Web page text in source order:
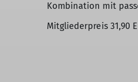
Kombination mit
Mitgliederpreis 31,90